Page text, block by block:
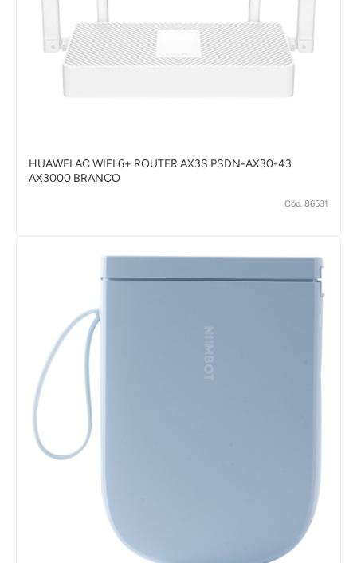
HUAWEI AC WIFI 6+ ROUTER AX3S PSDN-AX30-43
AX3000 BRANCO
Cód. 86531